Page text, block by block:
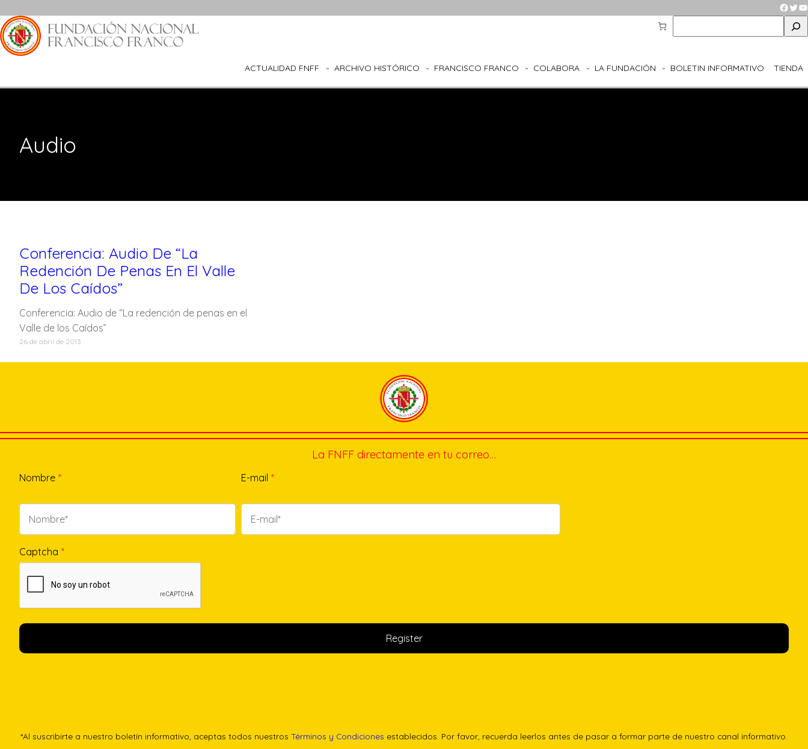
al
contenido
e
r
ACTUALIDAD FNFF ARCHIVO HISTÓRICO FRANCISCO FRANCO COLABORA LA FUNDACIÓN BOLETIN INFORMATIVO TIENDA
Audio
Conferencia: Audio De “La
Redención De Penas En El Valle
De Los Caídos”
Conferencia: Audio de “La redención de penas en el
Valle de los Caídos”
26 de abril de 2013
La FNFF directamente en tu correo…
Nombre * E-mail *
Captcha *
*Al suscribirte a nuestro boletín informativo, aceptas todos nuestros Términos y Condiciones establecidos. Por favor, recuerda leerlos antes de pasar a formar parte de nuestro canal informativo.